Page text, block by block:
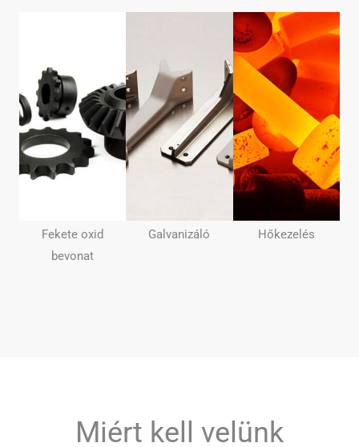
Fekete oxid
bevonat
Galvanizáló Hőkezelés
Miért kell velünk